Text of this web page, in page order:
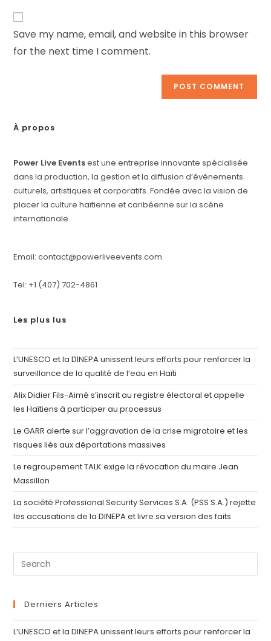
Save my name, email, and website in this browser
for the next time I comment.
À propos
Power Live Eventsest une entreprise innovante spécialisée
dans la production, la gestion et la diffusion d’événements
culturels, artistiques et corporatifs. Fondée avec la vision de
placer la culture haïtienne et caribéenne sur la scène
internationale.
Email: contact@powerliveevents.com
Tel: +1 (407) 702-4861
Les plus lus
L’UNESCO et la DINEPA unissent leurs efforts pour renforcer la
surveillance de la qualité de l’eau en Haïti
Alix Didier Fils-Aimé s’inscrit au registre électoral et appelle
les Haïtiens à participer au processus
Le GARR alerte sur l’aggravation de la crise migratoire et les
risques liés aux déportations massives
Le regroupement TALK exige la révocation du maire Jean
Massillon
La société Professional Security Services S.A. (PSS S.A.) rejette
les accusations de la DINEPA et livre sa version des faits
Derniers Articles
L’UNESCO et la DINEPA unissent leurs efforts pour renforcer la